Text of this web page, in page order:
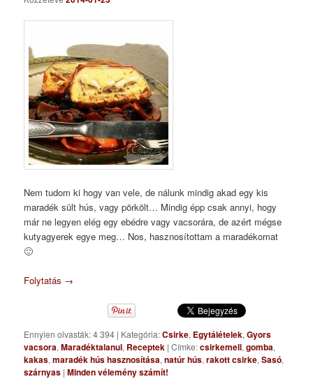
Nem tudom ki hogy van vele, de nálunk mindig akad egy kis
maradék sült hús, vagy pörkölt… Mindig épp csak annyi, hogy
már ne legyen elég egy ebédre vagy vacsorára, de azért mégse
kutyagyerek egye meg… Nos, hasznosítottam a maradékomat
🙂
Folytatás →
Ennyien olvasták: 4 394 | Kategória:Csirke, Egytálételek,Gyors
vacsora,Maradéktalanul, Receptek |Címke:csirkemell,gomba,
kakas,maradék hús hasznosítása,natúr hús,rakott csirke,Sasó,
szárnyas |Minden vélemény számít!